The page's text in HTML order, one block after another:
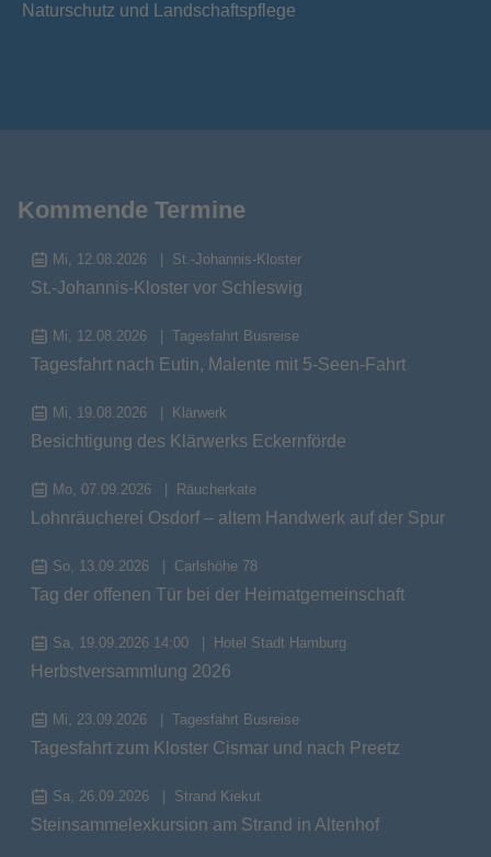
Naturschutz und Landschaftspflege
Kommende Termine
Mi, 12.08.2026 St.-Johannis-Kloster
St.-Johannis-Kloster vor Schleswig
Mi, 12.08.2026 Tagesfahrt Busreise
Tagesfahrt nach Eutin, Malente mit 5-Seen-Fahrt
Mi, 19.08.2026 Klärwerk
Besichtigung des Klärwerks Eckernförde
Mo, 07.09.2026 Räucherkate
Lohnräucherei Osdorf – altem Handwerk auf der Spur
So, 13.09.2026 Carlshöhe 78
Tag der offenen Tür bei der Heimatgemeinschaft
Sa, 19.09.2026 14:00 Hotel Stadt Hamburg
Herbstversammlung 2026
Mi, 23.09.2026 Tagesfahrt Busreise
Tagesfahrt zum Kloster Cismar und nach Preetz
Sa, 26.09.2026 Strand Kiekut
Steinsammelexkursion am Strand in Altenhof